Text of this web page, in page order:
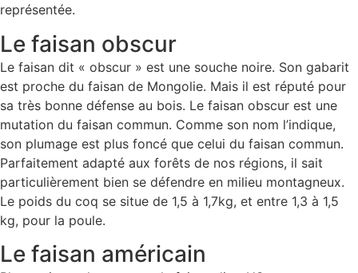
représentée.
Le faisan obscur
Le faisan dit « obscur » est une souche noire. Son gabarit
est proche du faisan de Mongolie. Mais il est réputé pour
sa très bonne défense au bois. Le faisan obscur est une
mutation du faisan commun. Comme son nom l’indique,
son plumage est plus foncé que celui du faisan commun.
Parfaitement adapté aux forêts de nos régions, il sait
particulièrement bien se défendre en milieu montagneux.
Le poids du coq se situe de 1,5 à 1,7kg, et entre 1,3 à 1,5
kg, pour la poule.
Le faisan américain